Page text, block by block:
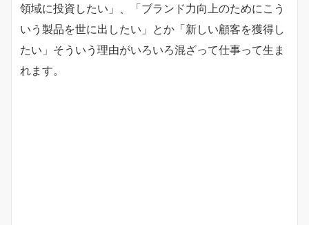
領域に投資したい」、「ブランド力向上のためにこう
いう製品を世に出したい」とか「新しい顧客を獲得し
たい」そういう理由がいろいろ混ざって仕事って生ま
れます。